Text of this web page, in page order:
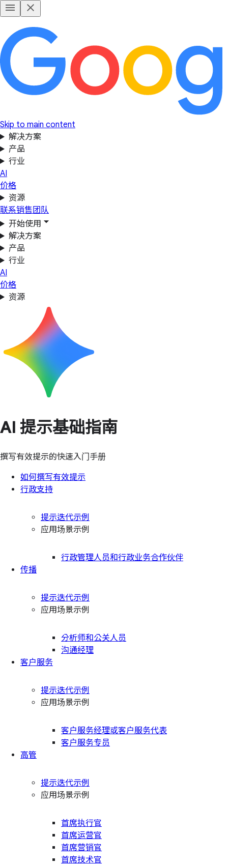
Skip to main content
解决方案
产品
行业
AI
价格
资源
联系销售团队
开始使用
解决方案
产品
行业
AI
价格
资源
AI 提示基础指南
撰写有效提示的快速入门手册
如何撰写有效提示
行政支持
提示迭代示例
应用场景示例
行政管理人员和行政业务合作伙伴
传播
提示迭代示例
应用场景示例
分析师和公关人员
沟通经理
客户服务
提示迭代示例
应用场景示例
客户服务经理或客户服务代表
客户服务专员
高管
提示迭代示例
应用场景示例
首席执行官
首席运营官
首席营销官
首席技术官